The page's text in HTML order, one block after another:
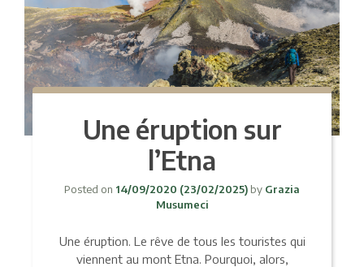
Une éruption sur
l’Etna
Posted on 14/09/2020 (23/02/2025) by Grazia
Musumeci
Une éruption. Le rêve de tous les touristes qui
viennent au mont Etna. Pourquoi, alors,